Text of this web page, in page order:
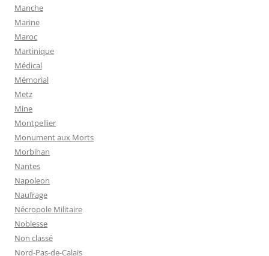
Manche
Marine
Maroc
Martinique
Médical
Mémorial
Metz
Mine
Montpellier
Monument aux Morts
Morbihan
Nantes
Napoleon
Naufrage
Nécropole Militaire
Noblesse
Non classé
Nord-Pas-de-Calais